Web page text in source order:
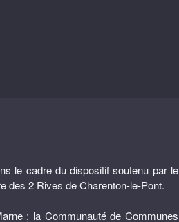
le cadre du dispositif soutenu par le
des 2 Rives de Charenton-le-Pont.
; la Communauté de Communes